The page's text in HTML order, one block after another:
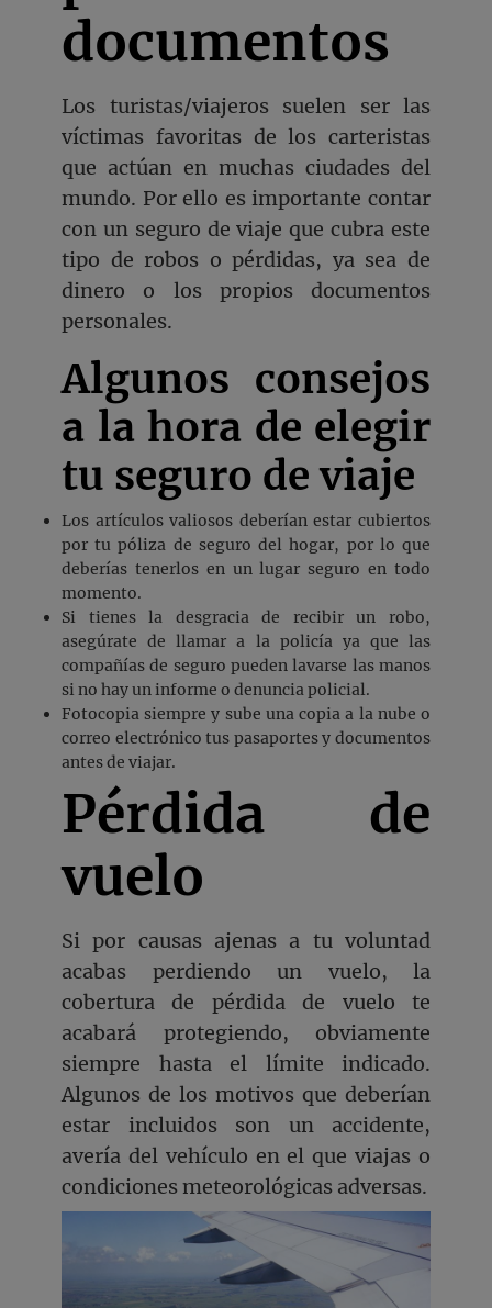
documentos
Los turistas/viajeros suelen ser las
víctimas favoritas de los carteristas
que actúan en muchas ciudades del
mundo. Por ello es importante contar
con un seguro de viaje que cubra este
tipo de robos o pérdidas, ya sea de
dinero o los propios documentos
personales.
Algunos consejos
a la hora de elegir
tu seguro de viaje
Los artículos valiosos deberían estar cubiertos
por tu póliza de seguro del hogar, por lo que
deberías tenerlos en un lugar seguro en todo
momento.
Si tienes la desgracia de recibir un robo,
asegúrate de llamar a la policía ya que las
compañías de seguro pueden lavarse las manos
si no hay un informe o denuncia policial.
Fotocopia siempre y sube una copia a la nube o
correo electrónico tus pasaportes y documentos
antes de viajar.
Pérdida de
vuelo
Si por causas ajenas a tu voluntad
acabas perdiendo un vuelo, la
cobertura de pérdida de vuelo te
acabará protegiendo, obviamente
siempre hasta el límite indicado.
Algunos de los motivos que deberían
estar incluidos son un accidente,
avería del vehículo en el que viajas o
condiciones meteorológicas adversas.